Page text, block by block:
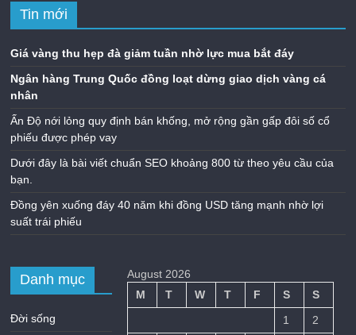
Tin mới
Giá vàng thu hẹp đà giảm tuần nhờ lực mua bắt đáy
Ngân hàng Trung Quốc đồng loạt dừng giao dịch vàng cá
nhân
Ấn Độ nới lỏng quy định bán khống, mở rộng gần gấp đôi số cổ
phiếu được phép vay
Dưới đây là bài viết chuẩn SEO khoảng 800 từ theo yêu cầu của
bạn.
Đồng yên xuống đáy 40 năm khi đồng USD tăng mạnh nhờ lợi
suất trái phiếu
Danh mục
Đời sống
August 2026
M
T W T F S
S
1
2